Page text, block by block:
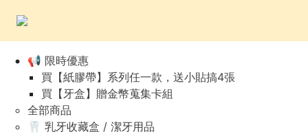
📢 限時優惠
買【紙膠帶】系列任一款，送小貼搞4張
買【牙盒】贈金幣蒐集卡組
全部商品
🦷 乳牙收藏盒 / 潔牙用品